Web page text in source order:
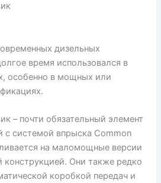
дизельных
время использовался в
особенно в мощных или
– почти обязательный элемент
с системой впрыска Common
на маломощные версии
конструкцией. Они также редко
коробкой передач и